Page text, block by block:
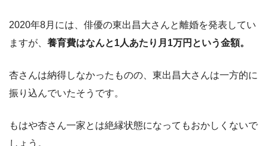
2020年8月には、俳優の東出昌大さんと離婚を発表してい
ますが、 養育費はなんと1人あたり月1万円という金額。
杏さんは納得しなかったものの、東出昌大さんは一方的に
振り込んでいたそうです。
もはや杏さん一家とは絶縁状態になってもおかしくないで
しょう。